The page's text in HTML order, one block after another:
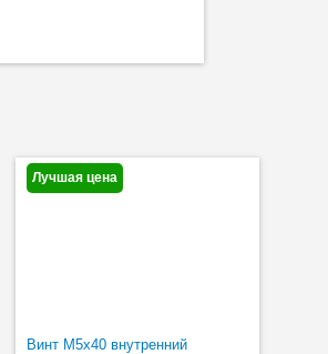
Лучшая цена
Винт M5х40 внутренний